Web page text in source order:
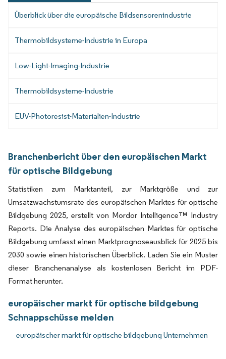
Überblick über die europäische Bildsensorenindustrie
Thermobildsysteme-Industrie in Europa
Low-Light-Imaging-Industrie
Thermobildsysteme-Industrie
EUV-Photoresist-Materialien-Industrie
Branchenbericht über den europäischen Markt
für optische Bildgebung
Statistiken zum Marktanteil, zur Marktgröße und zur
Umsatzwachstumsrate des europäischen Marktes für optische
Bildgebung 2025, erstellt von Mordor Intelligence™ Industry
Reports. Die Analyse des europäischen Marktes für optische
Bildgebung umfasst einen Marktprognoseausblick für 2025 bis
2030 sowie einen historischen Überblick. Laden Sie ein Muster
dieser Branchenanalyse als kostenlosen Bericht im PDF-
Format herunter.
europäischer markt für optische bildgebung
Schnappschüsse melden
europäischer markt für optische bildgebung Unternehmen